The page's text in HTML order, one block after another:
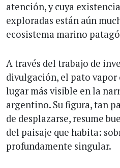
atención, y cuya
exploradas están aún
ecosistema marino
A través del trabajo de
divulgación, el pato vapor
lugar más visible en la
argentino. Su figura, tan
de desplazarse, resume
del paisaje que habita:
profundamente singular.